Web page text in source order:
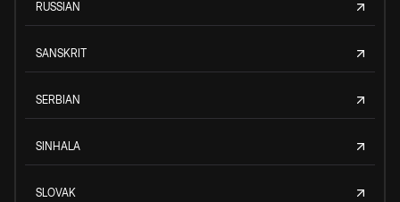
RUSSIAN
SANSKRIT
SERBIAN
SINHALA
SLOVAK